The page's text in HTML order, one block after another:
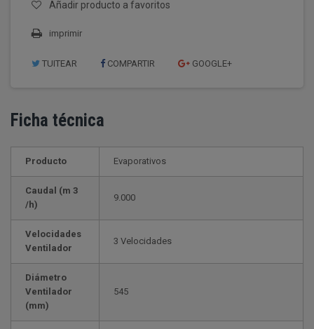
Añadir producto a favoritos
imprimir
TUITEAR COMPARTIR GOOGLE+
Ficha técnica
Producto Evaporativos
Caudal (m 3
/h)
9.000
Velocidades
Ventilador
3 Velocidades
Diámetro
Ventilador
(mm)
545